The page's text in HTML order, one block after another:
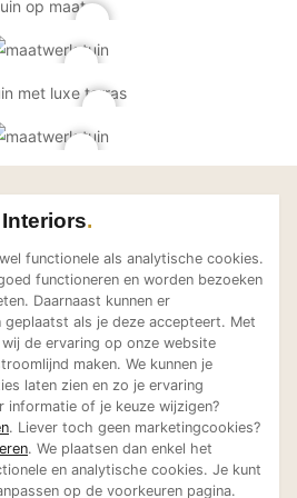
van
|
design
Landelijke luxe bij
boerderij
Erik van Gelder BV |
Devoted to garden
design
functionele als analytische cookies.
functioneren en worden bezoeken
Daarnaast kunnen er
als je deze accepteert. Met
de ervaring op onze website
maken. We kunnen je
laten zien en zo je ervaring
informatie of je keuze wijzigen?
. Liever toch geen marketingcookies?
. We plaatsen dan enkel het
en analytische cookies. Je kunt
op de voorkeuren pagina.